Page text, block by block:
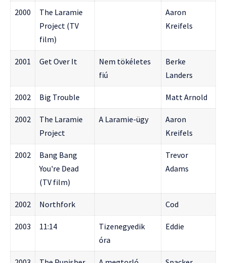
2000
The Laramie
Project (TV
film)
Aaron
Kreifels
2001 Get Over It
Nem tökéletes
fiú
Berke
Landers
2002 Big Trouble Matt Arnold
2002
The Laramie
Project
A Laramie-ügy
Aaron
Kreifels
2002
Bang Bang
You're Dead
(TV film)
Trevor
Adams
2002 Northfork Cod
2003 11:14
Tizenegyedik
óra
Eddie